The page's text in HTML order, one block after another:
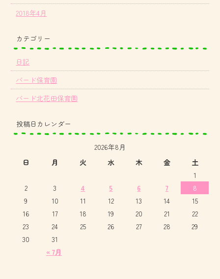
2018年4月
カテゴリー
日記
バード保育園
バード北花田保育園
投稿日カレンダー
2026年8月
日
月 火 水 木 金 土
« 7月
1
2
3 4 5 6 7
8
9
10 11 12 13 14
15
16
17 18 19 20 21
22
23
24 25 26 27 28
29
30
31